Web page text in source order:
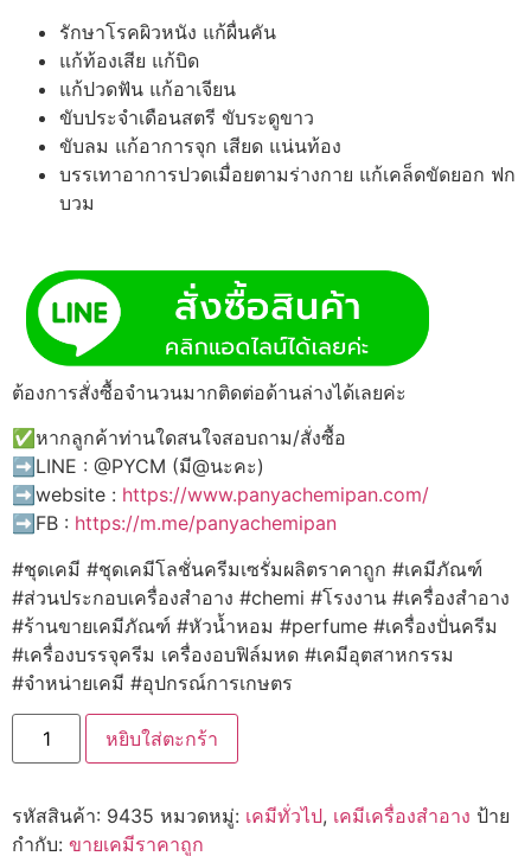
รักษาโรคผิวหนัง แก้ผื่นคัน
แก้ท้องเสีย แก้บิด
แก้ปวดฟัน แก้อาเจียน
ขับประจำเดือนสตรี ขับระดูขาว
ขับลม แก้อาการจุก เสียด แน่นท้อง
บรรเทาอาการปวดเมื่อยตามร่างกาย แก้เคล็ดขัดยอก ฟก
บวม
ต้องการสั่งซื้อจำนวนมากติดต่อด้านล่างได้เลยค่ะ
✅หากลูกค้าท่านใดสนใจสอบถาม/สั่งซื้อ
➡️LINE : @PYCM (มี@นะคะ)
➡️website : https://www.panyachemipan.com/
➡️FB : https://m.me/panyachemipan
#ชุดเคมี #ชุดเคมีโลชั่นครีมเซรั่มผลิตราคาถูก #เคมีภัณฑ์
#ส่วนประกอบเครื่องสำอาง #chemi #โรงงาน #เครื่องสำอาง
#ร้านขายเคมีภัณฑ์ #หัวน้ำหอม #perfume #เครื่องปั่นครีม
#เครื่องบรรจุครีม เครื่องอบฟิล์มหด #เคมีอุตสาหกรรม
#จำหน่ายเคมี #อุปกรณ์การเกษตร
จำนวน
9435
ผง
ไพล
ชิ้น
หยิบใส่ตะกร้า
รหัสสินค้า: 9435 หมวดหมู่: เคมีทั่วไป, เคมีเครื่องสำอาง ป้าย
กำกับ: ขายเคมีราคาถูก